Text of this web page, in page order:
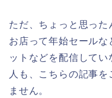
ただ、ちょっと思っ
お店って年始セール
ットなどを配信して
人も、こちらの記事
ません。